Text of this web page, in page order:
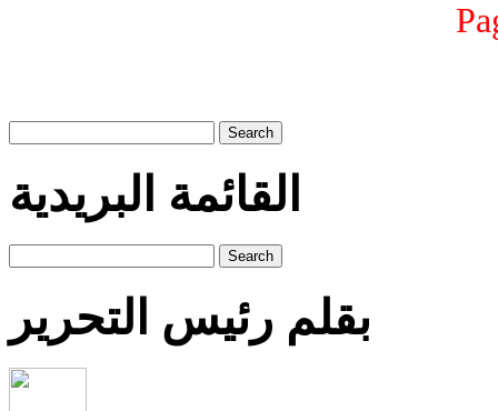
Search
القائمة البريدية
Search
بقلم رئيس التحرير